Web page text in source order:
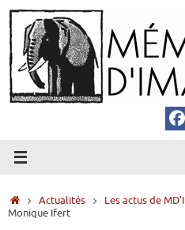
Passer
au
contenu
Accueil
Actualités Les actus de MD'I
Monique Ifert